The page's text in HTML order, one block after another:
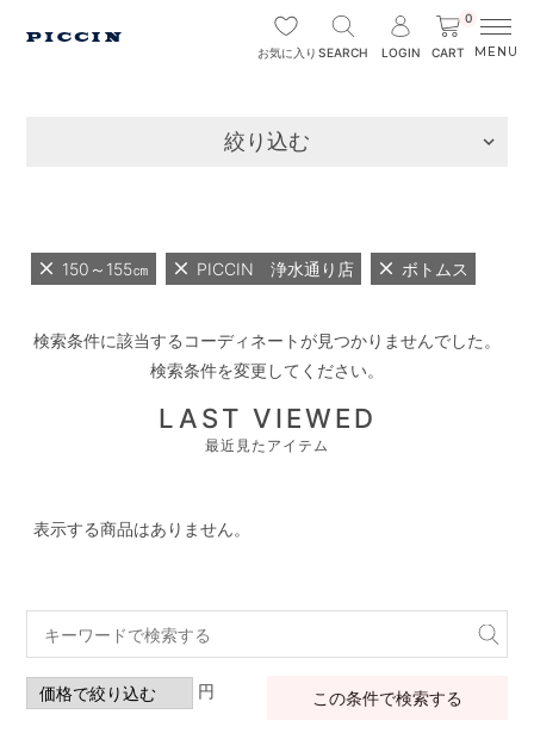
お気に入り SEARCH LOGIN
0
CART
絞り込む
150～155㎝ PICCIN 浄水通り店 ボトムス
検索条件に該当するコーディネートが見つかりませんでした。
検索条件を変更してください。
LAST VIEWED
最近見たアイテム
表示する商品はありません。
円 この条件で検索する